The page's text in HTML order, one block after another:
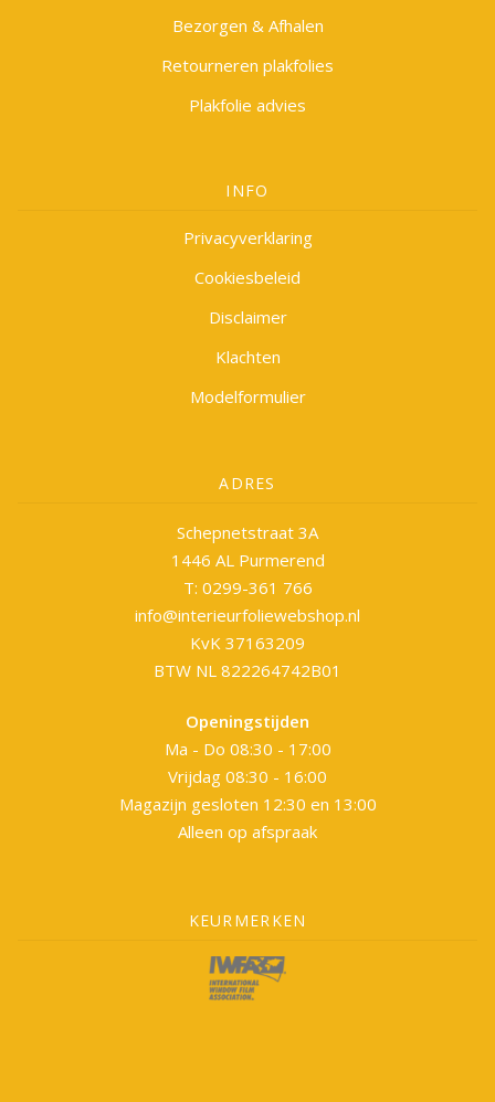
Bezorgen & Afhalen
Retourneren plakfolies
Plakfolie advies
INFO
Privacyverklaring
Cookiesbeleid
Disclaimer
Klachten
Modelformulier
ADRES
Schepnetstraat 3A
1446 AL Purmerend
T: 0299-361 766
info@interieurfoliewebshop.nl
KvK 37163209
BTW NL 822264742B01
Openingstijden
Ma - Do 08:30 - 17:00
Vrijdag 08:30 - 16:00
Magazijn gesloten 12:30 en 13:00
Alleen op afspraak
KEURMERKEN